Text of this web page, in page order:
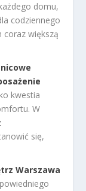
domu,
codziennego
większą
kwestia
W
się,
Warszawa